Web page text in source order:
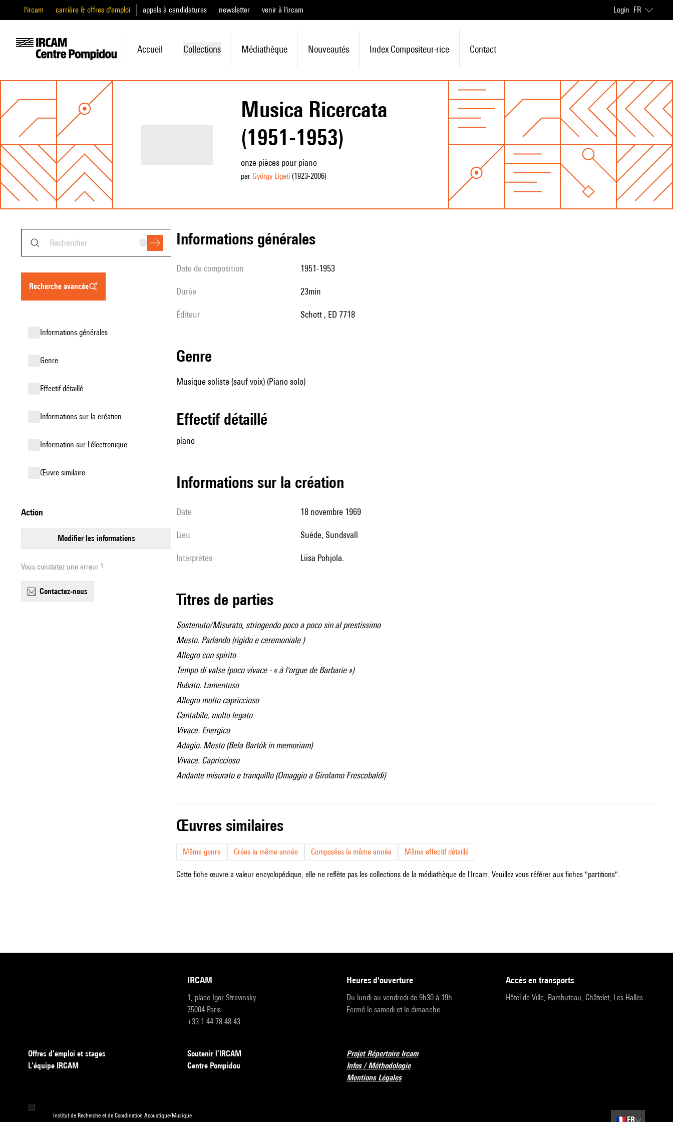
l'ircam carrière & offres d'emploi appels à candidatures newsletter venir à l'ircam Login FR
Accueil Collections Médiathèque Nouveautés Index Compositeur·rice Contact
Musica Ricercata
(1951-1953)
onze pièces pour piano
par György Ligeti(1923-2006)
recherche avancée
informations générales
genre
effectif détaillé
informations sur la création
Information sur l'électronique
œuvre similaire
action
modifier les informations
Vous constatez une erreur ?
contactez-nous
informations générales
date de composition 1951-1953
durée 23min
éditeur Schott , ED 7718
genre
Musique soliste (sauf voix) (Piano solo)
effectif détaillé
piano
informations sur la création
date 18 novembre 1969
lieu Suède, Sundsvall
interprètes Liisa Pohjola.
Titres de parties
Sostenuto/Misurato, stringendo poco a poco sin al prestissimo
Mesto. Parlando (rigido e ceremoniale )
Allegro con spirito
Tempo di valse (poco vivace - « à l'orgue de Barbarie »)
Rubato. Lamentoso
Allegro molto capriccioso
Cantabile, molto legato
Vivace. Energico
Adagio. Mesto (Bela Bartók in memoriam)
Vivace. Capriccioso
Andante misurato e tranquillo (Omaggio a Girolamo Frescobaldi)
œuvres similaires
Même genre Crées la même année Composées la même année Même effectif détaillé
Cette fiche œuvre a valeur encyclopédique, elle ne reflète pas les collections de la médiathèque de l'Ircam. Veuillez vous référer aux fiches "partitions".
IRCAM
1, place Igor-Stravinsky
75004 Paris
+33 1 44 78 48 43
heures d'ouverture
Du lundi au vendredi de 9h30 à 19h
Fermé le samedi et le dimanche
accès en transports
Hôtel de Ville, Rambuteau, Châtelet, Les Halles
Offres d’emploi et stages
L’équipe IRCAM
Soutenir l’IRCAM
Centre Pompidou
Projet Répertoire Ircam
Infos / Méthodologie
Mentions Légales
Institut de Recherche et de Coordination Acoustique/Musique
🇫🇷 FR